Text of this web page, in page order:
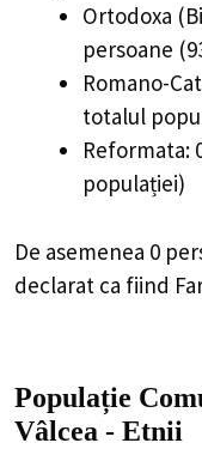
Ortodoxa
persoane
Romano-
totalul
Reformata:
populației)
De asemenea 0
declarat ca fiind
Populație
Vâlcea - Etnii